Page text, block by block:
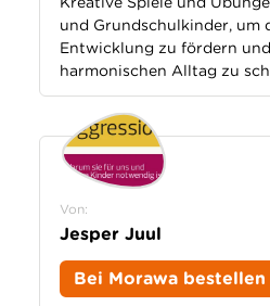
und Grundschulkinder, um
Entwicklung zu fördern
harmonischen Alltag zu
Von:
Jesper Juul
Bei Morawa bestellen